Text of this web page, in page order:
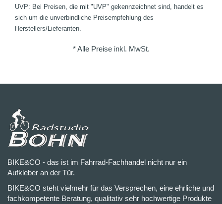
UVP: Bei Preisen, die mit "UVP" gekennzeichnet sind, handelt es
sich um die unverbindliche Preisempfehlung des
Herstellers/Lieferanten.
* Alle Preise inkl. MwSt.
BIKE&CO - das ist im Fahrrad-Fachhandel nicht nur ein
Aufkleber an der Tür.
BIKE&CO steht vielmehr für das Versprechen, eine ehrliche und
fachkompetente Beratung, qualitativ sehr hochwertige Produkte